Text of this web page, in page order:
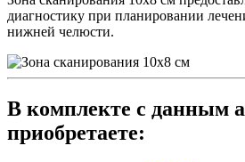
диагностику при планировании
нижней челюсти.
В комплекте с данным
приобретаете: